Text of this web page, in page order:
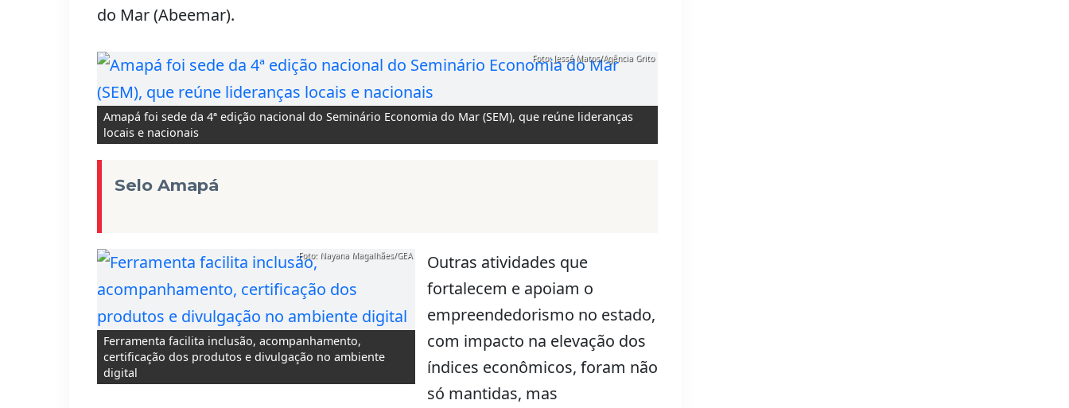
do Mar (Abeemar).
Amapá foi sede da 4ª edição nacional do Seminário Economia do Mar (SEM), que reúne lideranças
locais e nacionais
Foto: Jessé Matos/Agência Grito
Selo Amapá
Ferramenta facilita inclusão, acompanhamento,
certificação dos produtos e divulgação no ambiente
digital
Foto: Nayana Magalhães/GEA
Outras atividades que
fortalecem e apoiam o
empreendedorismo no estado,
com impacto na elevação dos
índices econômicos, foram não
só mantidas, mas